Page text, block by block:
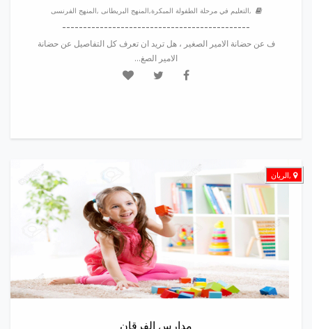
,التعليم في مرحلة الطفولة المبكرة,المنهج البريطانى ,المنهج الفرنسى
---------------------------------------------
ف عن حضانة الامير الصغير ، هل تريد ان تعرف كل التفاصيل عن حضانة
الامير الصغ...
,الريان
مدارس الفرقان